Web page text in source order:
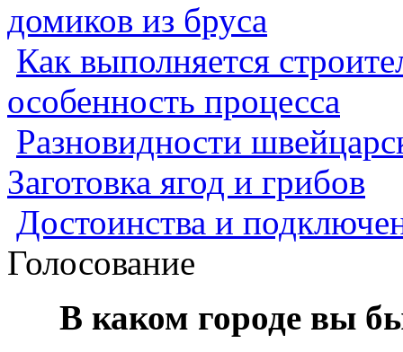
домиков из бруса
Как выполняется
особенность процесса
Разновидности
Заготовка ягод и грибов
Достоинства и
Голосование
В каком городе вы